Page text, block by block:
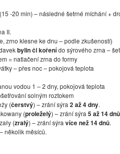
-20 min) – následné šetrné míchání +
II.
zrno klesne ke dnu – podle zkušeností)
bylin či kořenído sýrového zrna –
= natlačení zrna do formy
– přes noc – pokojová teplota
vodou 1 – 2 dny, pokojová teplota
solným roztokem
(čerstvý) – zrání sýra 2 až 4 dny.
(proleželý) – zrání sýra 5 až 14 dnů
(zralý) – zrání sýra více než 14 dnů.
několik měsíců.